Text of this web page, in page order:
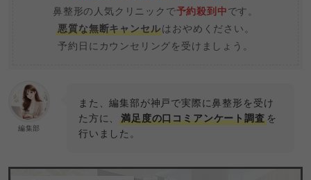
鼻整形の人気クリニックで予約殺到中です。
悪質な無断キャンセルはおやめください。
予約日にカウンセリングを受けましょう。
編集部
また、編集部が神戸で実際に鼻整形を受け
た方に、満足度の口コミアンケート調査を
行いました。